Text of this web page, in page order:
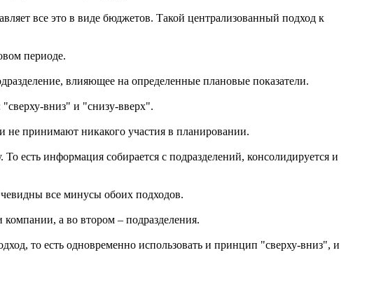
все это в виде бюджетов. Такой централизованный подход к
периоде.
влияющее на определенные плановые показатели.
вниз" и "снизу-вверх".
не принимают никакого участия в планировании.
есть информация собирается с подразделений, консолидируется и
все минусы обоих подходов.
а во втором – подразделения.
то есть одновременно использовать и принцип "сверху-вниз", и